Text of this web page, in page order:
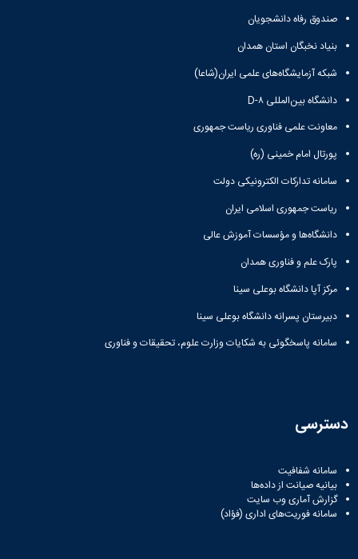
صندوق رفاه دانشجویان
بنیاد نخبگان استان همدان
شبکه آزمایشگاه‌های علمی ایران(شاعا)
دانشگاه بین‌المللی D-۸
معاونت علمی فناوری ریاست جمهوری
پورتال امام خمینی (ره)
سامانه تدارکات الکترونیکی دولت
ریاست جمهوری اسلامی ایران
دانشگاه‌ها و مؤسسات آموزش عالی
پارک علم و فناوری همدان
مرکز آپا دانشگاه بوعلی سینا
دبیرستان پسرانه دانشگاه بوعلی سینا
سامانه پاسخگوئی به شکایات وزارت علوم، تحقیقات و فناوری
دسترسی
سامانه شفافیت
بیانیه صیانت از داده‌ها
گزارش آماری وب‌ سایت
سامانه فوریت‌های اداری (فؤاد)